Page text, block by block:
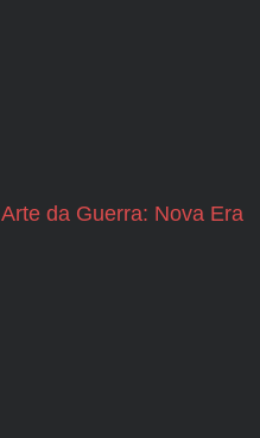
Arte da Guerra: Nova Era